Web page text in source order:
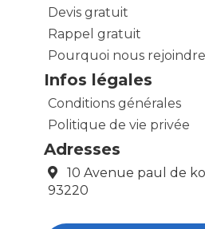
Devis gratuit
Rappel gratuit
Pourquoi nous
Infos légales
Conditions générales
Politique de vie privée
Adresses
10 Avenue paul de
93220